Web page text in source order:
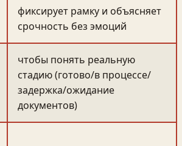
фиксирует рамку и объясняет
срочность без эмоций
чтобы понять реальную
стадию (готово/в процессе/
задержка/ожидание
документов)